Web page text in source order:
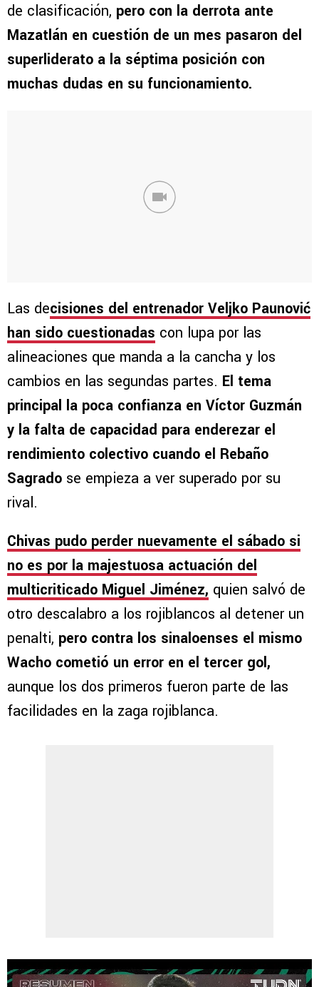
de clasificación, pero con la derrota ante
Mazatlán en cuestión de un mes pasaron del
superliderato a la séptima posición con
muchas dudas en su funcionamiento.
Las decisiones del entrenador Veljko Paunović
han sido cuestionadas con lupa por las
alineaciones que manda a la cancha y los
cambios en las segundas partes. El tema
principal la poca confianza en Víctor Guzmán
y la falta de capacidad para enderezar el
rendimiento colectivo cuando el Rebaño
Sagrado se empieza a ver superado por su
rival.
Chivas pudo perder nuevamente el sábado si
no es por la majestuosa actuación del
multicriticado Miguel Jiménez, quien salvó de
otro descalabro a los rojiblancos al detener un
penalti, pero contra los sinaloenses el mismo
Wacho cometió un error en el tercer gol,
aunque los dos primeros fueron parte de las
facilidades en la zaga rojiblanca.